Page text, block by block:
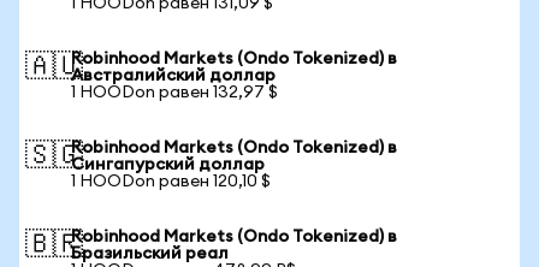
1 HOODon равен 131,09 $
🇦🇺Robinhood Markets (Ondo Tokenized) в
Австралийский доллар
1 HOODon равен 132,97 $
🇸🇬Robinhood Markets (Ondo Tokenized) в
Сингапурский доллар
1 HOODon равен 120,10 $
🇧🇷Robinhood Markets (Ondo Tokenized) в
Бразильский реал